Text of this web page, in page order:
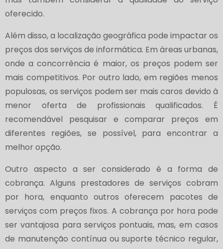
oferecido.
Além disso, a localização geográfica pode impactar os
preços dos serviços de informática. Em áreas urbanas,
onde a concorrência é maior, os preços podem ser
mais competitivos. Por outro lado, em regiões menos
populosas, os serviços podem ser mais caros devido à
menor oferta de profissionais qualificados. É
recomendável pesquisar e comparar preços em
diferentes regiões, se possível, para encontrar a
melhor opção.
Outro aspecto a ser considerado é a forma de
cobrança. Alguns prestadores de serviços cobram
por hora, enquanto outros oferecem pacotes de
serviços com preços fixos. A cobrança por hora pode
ser vantajosa para serviços pontuais, mas, em casos
de manutenção contínua ou suporte técnico regular,